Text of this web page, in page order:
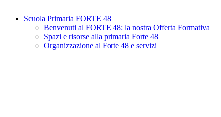
Scuola Primaria FORTE 48
Benvenuti al FORTE 48: la nostra Offerta Formativa
Spazi e risorse alla primaria Forte 48
Organizzazione al Forte 48 e servizi